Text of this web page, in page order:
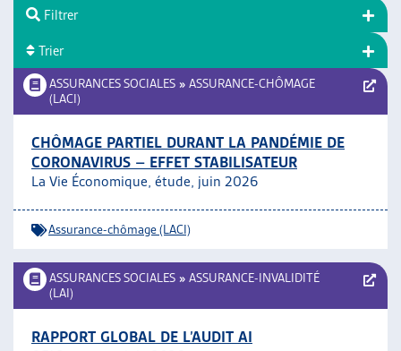
NOS PUBLICATIONS
DOSSIERS DU MOIS
VEILLE
RESSOURCES
GUIDE SOCIAL ROMAND
AUTRES
L’ASSOCIATION
JOURNÉES D’AUTOMNE
ASSURANCES SOCIALES » ASSURANCE-CHÔMAGE
(LACI)
CHÔMAGE PARTIEL DURANT LA PANDÉMIE DE
CORONAVIRUS – EFFET STABILISATEUR
La Vie Économique, étude, juin 2026
Assurance-chômage (LACI)
ASSURANCES SOCIALES » ASSURANCE-INVALIDITÉ
(LAI)
RAPPORT GLOBAL DE L’AUDIT AI
Filtrer
Trier